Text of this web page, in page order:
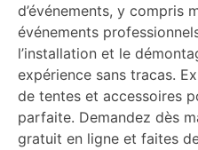
d’événements, y compris
événements
l’installation et le
expérience sans tracas.
de tentes et accessoires
parfaite. Demandez dès
gratuit en ligne et faites